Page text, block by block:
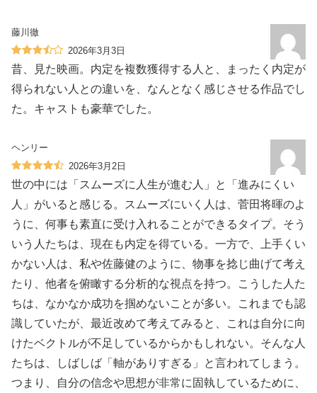
藤川徹
2026年3月3日
昔、見た映画。内定を複数獲得する人と、まったく内定が
得られない人との違いを、なんとなく感じさせる作品でし
た。キャストも豪華でした。
ヘンリー
2026年3月2日
世の中には「スムーズに人生が進む人」と「進みにくい
人」がいると感じる。スムーズにいく人は、菅田将暉のよ
うに、何事も素直に受け入れることができるタイプ。そう
いう人たちは、現在も内定を得ている。一方で、上手くい
かない人は、私や佐藤健のように、物事を捻じ曲げて考え
たり、他者を俯瞰する分析的な視点を持つ。こうした人た
ちは、なかなか成功を掴めないことが多い。これまでも認
識していたが、最近改めて考えてみると、これは自分に向
けたベクトルが不足しているからかもしれない。そんな人
たちは、しばしば「軸がありすぎる」と言われてしまう。
つまり、自分の信念や思想が非常に固執しているために、